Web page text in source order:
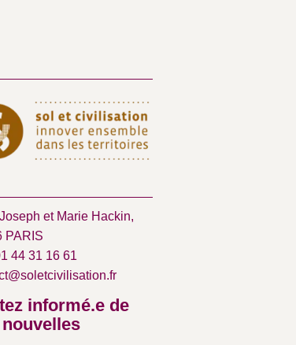
et Marie Hackin,
PARIS
44 31 16 61
informé.e de